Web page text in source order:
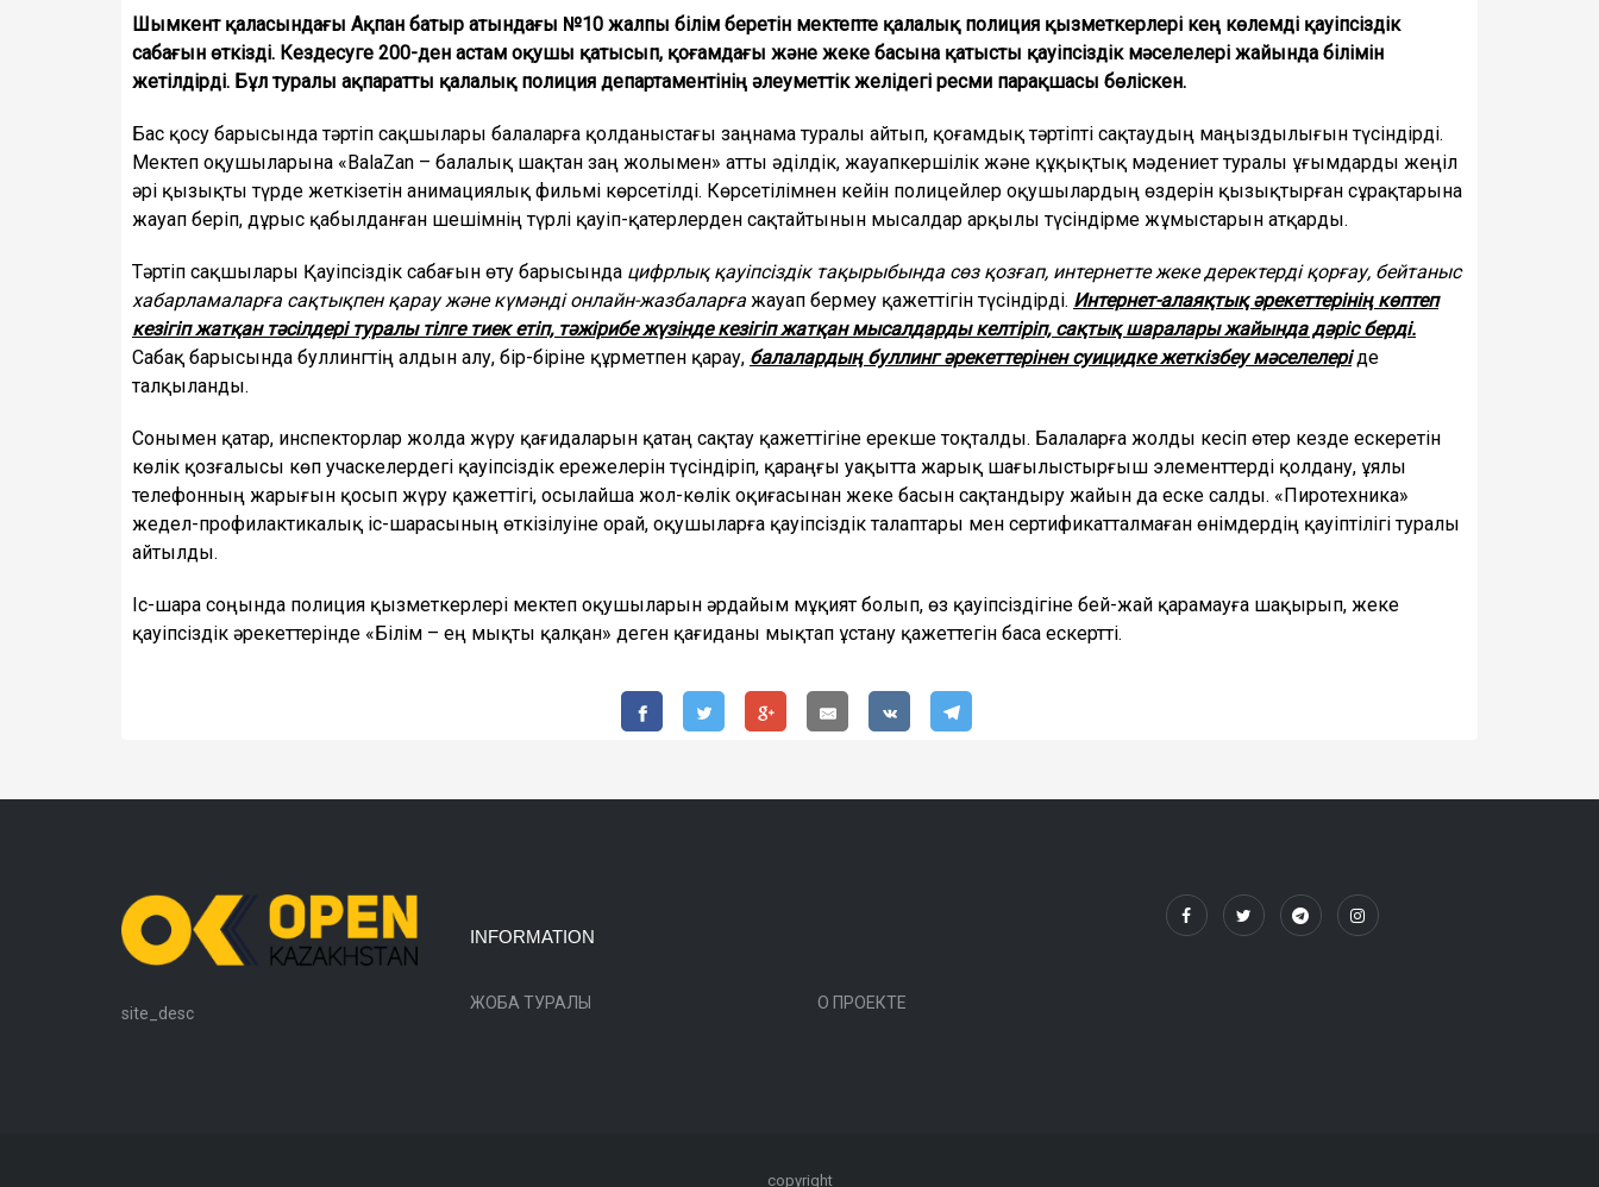
Шымкент қаласындағы Ақпан батыр атындағы №10 жалпы білім беретін мектепте қалалық полиция қызметкерлері кең көлемді қауіпсіздік
сабағын өткізді. Кездесуге 200-ден астам оқушы қатысып, қоғамдағы және жеке басына қатысты қауіпсіздік мәселелері жайында білімін
жетілдірді. Бұл туралы ақпаратты қалалық полиция департаментінің әлеуметтік желідегі ресми парақшасы бөліскен.
Бас қосу барысында тәртіп сақшылары балаларға қолданыстағы заңнама туралы айтып, қоғамдық тәртіпті сақтаудың маңыздылығын түсіндірді.
Мектеп оқушыларына «BalaZan – балалық шақтан заң жолымен» атты әділдік, жауапкершілік және құқықтық мәдениет туралы ұғымдарды жеңіл
әрі қызықты түрде жеткізетін анимациялық фильмі көрсетілді. Көрсетілімнен кейін полицейлер оқушылардың өздерін қызықтырған сұрақтарына
жауап беріп, дұрыс қабылданған шешімнің түрлі қауіп-қатерлерден сақтайтынын мысалдар арқылы түсіндірме жұмыстарын атқарды.
Тәртіп сақшылары Қауіпсіздік сабағын өту барысында цифрлық қауіпсіздік тақырыбында сөз қозғап, интернетте жеке деректерді қорғау, бейтаныс
хабарламаларға сақтықпен қарау және күмәнді онлайн-жазбаларға жауап бермеу қажеттігін түсіндірді. Интернет-алаяқтық әрекеттерінің көптеп
кезігіп жатқан тәсілдері туралы тілге тиек етіп, тәжірибе жүзінде кезігіп жатқан мысалдарды келтіріп, сақтық шаралары жайында дәріс берді.
Сабақ барысында буллингтің алдын алу, бір-біріне құрметпен қарау, балалардың буллинг әрекеттерінен суицидке жеткізбеу мәселелеріде
талқыланды.
Сонымен қатар, инспекторлар жолда жүру қағидаларын қатаң сақтау қажеттігіне ерекше тоқталды. Балаларға жолды кесіп өтер кезде ескеретін
көлік қозғалысы көп учаскелердегі қауіпсіздік ережелерін түсіндіріп, қараңғы уақытта жарық шағылыстырғыш элементтерді қолдану, ұялы
телефонның жарығын қосып жүру қажеттігі, осылайша жол-көлік оқиғасынан жеке басын сақтандыру жайын да еске салды. «Пиротехника»
жедел-профилактикалық іс-шарасының өткізілуіне орай, оқушыларға қауіпсіздік талаптары мен сертификатталмаған өнімдердің қауіптілігі туралы
айтылды.
Іс-шара соңында полиция қызметкерлері мектеп оқушыларын әрдайым мұқият болып, өз қауіпсіздігіне бей-жай қарамауға шақырып, жеке
қауіпсіздік әрекеттерінде «Білім – ең мықты қалқан» деген қағиданы мықтап ұстану қажеттегін баса ескертті.
site_desc
INFORMATION
ЖОБА ТУРАЛЫ О ПРОЕКТЕ
copyright